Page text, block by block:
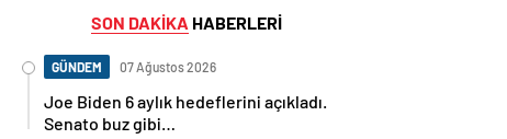
SON DAKİKA HABERLERİ
GÜNDEM 07 Ağustos 2026
Joe Biden 6 aylık hedeflerini açıkladı.
Senato buz gibi…